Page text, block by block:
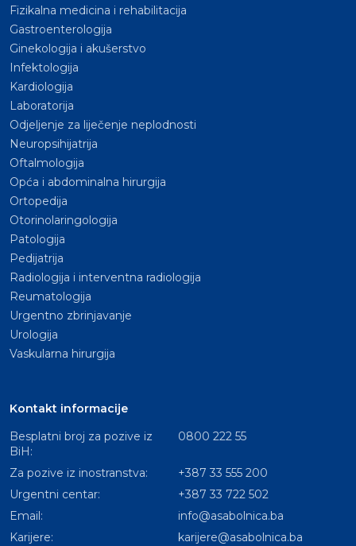
Fizikalna medicina i rehabilitacija
Gastroenterologija
Ginekologija i akušerstvo
Infektologija
Kardiologija
Laboratorija
Odjeljenje za liječenje neplodnosti
Neuropsihijatrija
Oftalmologija
Opća i abdominalna hirurgija
Ortopedija
Otorinolaringologija
Patologija
Pedijatrija
Radiologija i interventna radiologija
Reumatologija
Urgentno zbrinjavanje
Urologija
Vaskularna hirurgija
Kontakt informacije
Besplatni broj za pozive iz
BiH:
0800 222 55
Za pozive iz inostranstva:
+387 33 555 200
Urgentni centar:
+387 33 722 502
Email:
info@asabolnica.ba
Karijere:
karijere@asabolnica.ba